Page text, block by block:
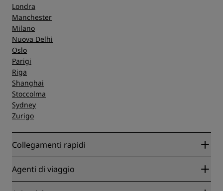
Londra
Manchester
Milano
Nuova Delhi
Oslo
Parigi
Riga
Shanghai
Stoccolma
Sydney
Zurigo
Collegamenti rapidi
Radisson Rewards
Blog
Agenti di viaggio